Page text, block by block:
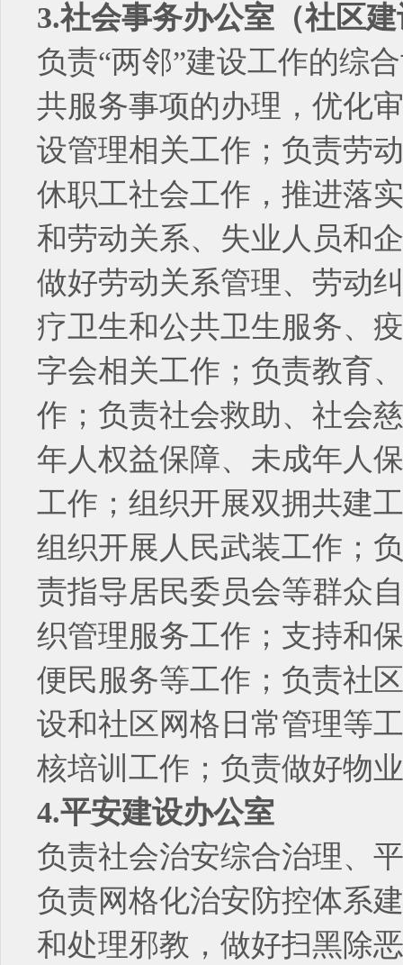
3.社会事务办公室（社区
负责“两邻”建设工作的综
共服务事项的办理，优化
设管理相关工作；负责劳
休职工社会工作，推进落
和劳动关系、失业人员和
做好劳动关系管理、劳动
疗卫生和公共卫生服务、
字会相关工作；负责教育
作；负责社会救助、社会
年人权益保障、未成年人
工作；组织开展双拥共建
组织开展人民武装工作；
责指导居民委员会等群众
织管理服务工作；支持和
便民服务等工作；负责社
设和社区网格日常管理等
核培训工作；负责做好物
4.平安建设办公室
负责社会治安综合治理、
负责网格化治安防控体系
和处理邪教，做好扫黑除